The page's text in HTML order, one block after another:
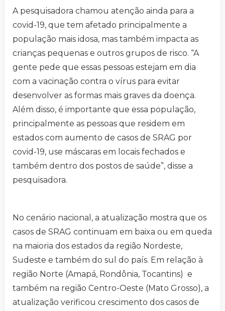
A pesquisadora chamou atenção ainda para a
covid-19, que tem afetado principalmente a
população mais idosa, mas também impacta as
crianças pequenas e outros grupos de risco. “A
gente pede que essas pessoas estejam em dia
com a vacinação contra o vírus para evitar
desenvolver as formas mais graves da doença.
Além disso, é importante que essa população,
principalmente as pessoas que residem em
estados com aumento de casos de SRAG por
covid-19, use máscaras em locais fechados e
também dentro dos postos de saúde”, disse a
pesquisadora.
No cenário nacional, a atualização mostra que os
casos de SRAG continuam em baixa ou em queda
na maioria dos estados da região Nordeste,
Sudeste e também do sul do país. Em relação à
região Norte (Amapá, Rondônia, Tocantins) e
também na região Centro-Oeste (Mato Grosso), a
atualização verificou crescimento dos casos de